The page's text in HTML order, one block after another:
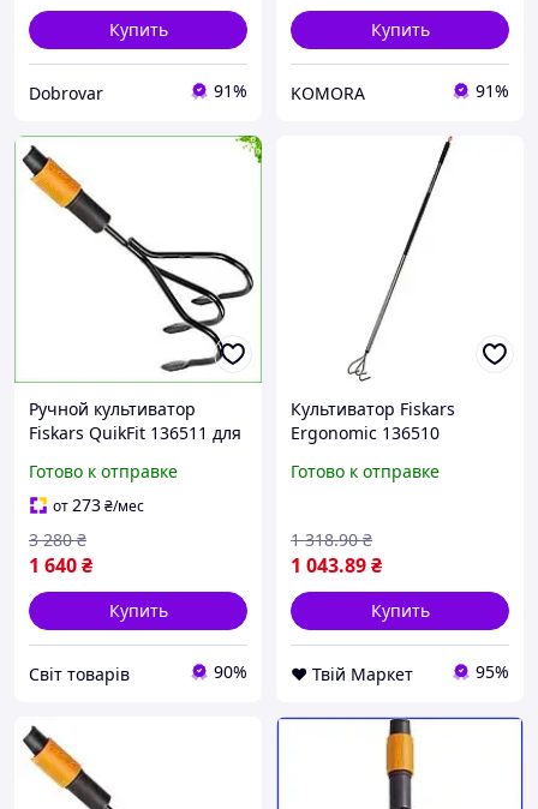
Купить
Dobrovar 91%
Купить
KOMORA 91%
Ручной культиватор
Fiskars QuikFit 136511 для
в саду и огороде
Готово к отправке
от273₴/мес
1 640₴
3 280 ₴
Купить
Cвіт товарів 90%
Культиватор Fiskars
Ergonomic 136510
Готово к отправке
1 043.89₴
1 318.90 ₴
Купить
❤️ Твій Маркет 95%